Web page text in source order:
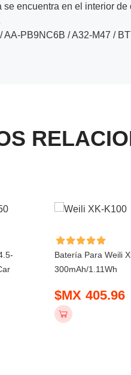
se encuentra en el interior
AA-PB9NC6B / A32-M47 /
Batería Para Weili
300mAh/1.11Wh
$MX 405.96